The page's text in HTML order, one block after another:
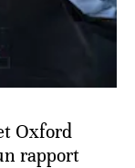
Oxford
rapport